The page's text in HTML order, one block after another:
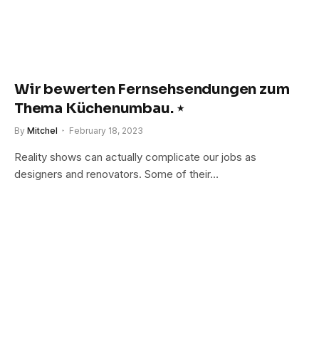
Wir bewerten Fernsehsendungen zum
Thema Küchenumbau. ⋆
By Mitchel February 18, 2023
Reality shows can actually complicate our jobs as
designers and renovators. Some of their…